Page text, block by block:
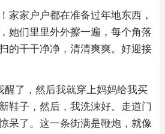
家家户户都在准备过年地东西，
她们里里外外擦一遍，每个角落
的干干净净，清清爽爽。好迎接
醒了，然后我就穿上妈妈给我买
鞋子，然后，我洗涑好。走道门
呆了。这一条街满是鞭炮，就像